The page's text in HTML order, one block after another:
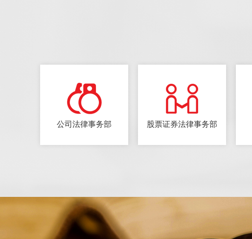
公司法律事务部 股票证券法律事务部